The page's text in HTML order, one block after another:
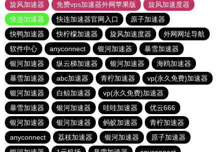
旋风加速器
免费vps加速器外网苹果版
旋风加速度器
快连加速器
快连加速器官网入口
原子加速器
快鸭加速器
快柠檬加速器 旋风加速度器
外网网址导航
软件中心
anyconnect 银河加速器
暴雪加速器
银河加速器
纵云梯加速器 银河加速器
海鸥加速器
暴雪加速器
abc加速器 青柠加速器
vp(永久免费)加速器
银河加速器
白鲸加速器
vp(永久免费)加速器
暴雪加速器
银河加速器 哇哇加速器
优云666
银河加速器
银河加速器 蚂蚁加速器
青柠加速器
anyconnect
荔枝加速器 银河加速器
原子加速器